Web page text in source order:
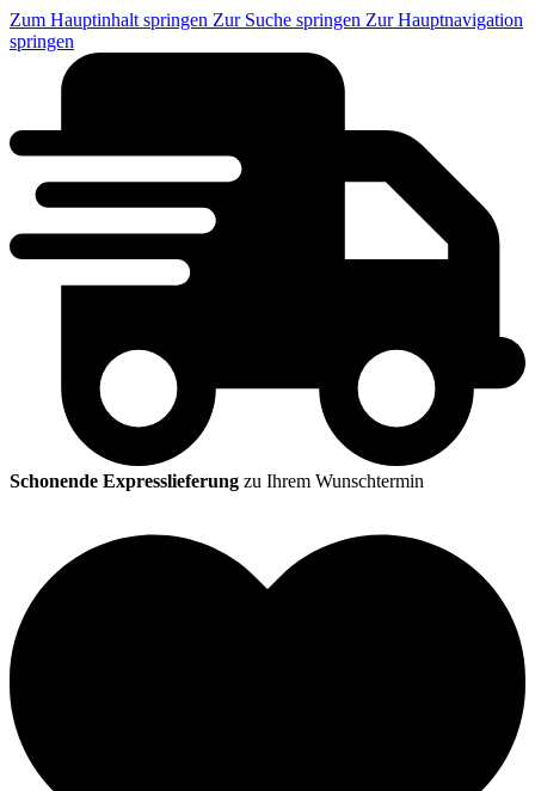
Zum Hauptinhalt springen Zur Suche springen Zur Hauptnavigation
springen
Schonende Expresslieferung zu Ihrem Wunschtermin